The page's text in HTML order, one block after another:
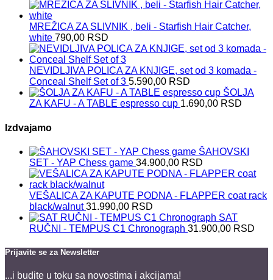
MREŽICA ZA SLIVNIK , beli - Starfish Hair Catcher,
white 790,00 RSD
NEVIDLJIVA POLICA ZA KNJIGE, set od 3 komada -
Conceal Shelf Set of 3 5.590,00 RSD
ŠOLJA
ZA KAFU - A TABLE espresso cup 1.690,00 RSD
Izdvajamo
ŠAHOVSKI
SET - YAP Chess game 34.900,00 RSD
VEŠALICA ZA KAPUTE PODNA - FLAPPER coat rack
black/walnut 31.990,00 RSD
SAT
RUČNI - TEMPUS C1 Chronograph 31.900,00 RSD
Prijavite se za Newsletter
...i budite u toku sa novostima i akcijama!